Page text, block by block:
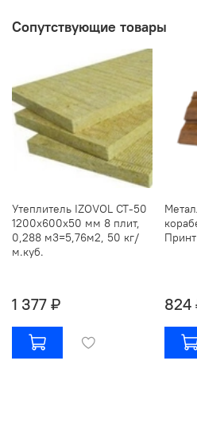
Сопутствующие товары
Утеплитель IZOVOL СТ-50
1200х600х50 мм 8 плит,
0,288 м3=5,76м2, 50 кг/
м.куб.
1 377 ₽ 824